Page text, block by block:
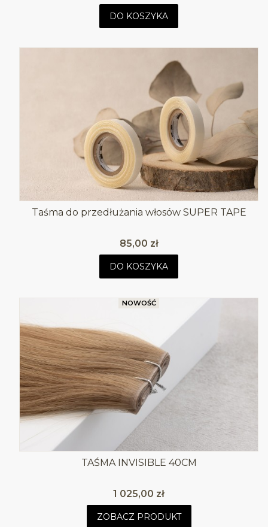
DO KOSZYKA
Taśma do przedłużania włosów SUPER TAPE
Cena
85,00 zł
DO KOSZYKA
NOWOŚĆ
TAŚMA INVISIBLE 40CM
Cena
1 025,00 zł
ZOBACZ PRODUKT